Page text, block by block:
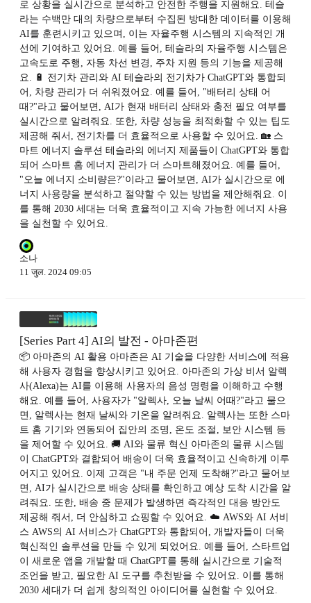
로 상황을 실시간으로 분석하고 안전한 주행을 지원해요. 테슬
라는 수백만 대의 차량으로부터 수집된 방대한 데이터를 이용해
AI를 훈련시키고 있으며, 이는 자율주행 시스템의 지속적인 개
선에 기여하고 있어요. 예를 들어, 테슬라의 자율주행 시스템은
고속도로 주행, 자동 차선 변경, 주차 지원 등의 기능을 제공해
요. 🔋 전기차 관리와 AI 테슬라의 전기차가 ChatGPT와 통합되
어, 차량 관리가 더 쉬워졌어요. 예를 들어, "배터리 상태 어
때?"라고 물어보면, AI가 현재 배터리 상태와 충전 필요 여부를
실시간으로 알려줘요. 또한, 차량 성능을 최적화할 수 있는 팁도
제공해 줘서, 전기차를 더 효율적으로 사용할 수 있어요. 🏡 스
마트 에너지 솔루션 테슬라의 에너지 제품들이 ChatGPT와 통합
되어 스마트 홈 에너지 관리가 더 스마트해졌어요. 예를 들어,
"오늘 에너지 소비량은?"이라고 물어보면, AI가 실시간으로 에
너지 사용량을 분석하고 절약할 수 있는 방법을 제안해줘요. 이
를 통해 2030 세대는 더욱 효율적이고 지속 가능한 에너지 사용
을 실천할 수 있어요.
소나
11 जुल. 2024 09:05
[Series Part 4] AI의 발전 - 아마존편
📦 아마존의 AI 활용 아마존은 AI 기술을 다양한 서비스에 적용
해 사용자 경험을 향상시키고 있어요. 아마존의 가상 비서 알렉
사(Alexa)는 AI를 이용해 사용자의 음성 명령을 이해하고 수행
해요. 예를 들어, 사용자가 "알렉사, 오늘 날씨 어때?"라고 물으
면, 알렉사는 현재 날씨와 기온을 알려줘요. 알렉사는 또한 스마
트 홈 기기와 연동되어 집안의 조명, 온도 조절, 보안 시스템 등
을 제어할 수 있어요. 🚚 AI와 물류 혁신 아마존의 물류 시스템
이 ChatGPT와 결합되어 배송이 더욱 효율적이고 신속하게 이루
어지고 있어요. 이제 고객은 "내 주문 언제 도착해?"라고 물어보
면, AI가 실시간으로 배송 상태를 확인하고 예상 도착 시간을 알
려줘요. 또한, 배송 중 문제가 발생하면 즉각적인 대응 방안도
제공해 줘서, 더 안심하고 쇼핑할 수 있어요. ☁️ AWS와 AI 서비
스 AWS의 AI 서비스가 ChatGPT와 통합되어, 개발자들이 더욱
혁신적인 솔루션을 만들 수 있게 되었어요. 예를 들어, 스타트업
이 새로운 앱을 개발할 때 ChatGPT를 통해 실시간으로 기술적
조언을 받고, 필요한 AI 도구를 추천받을 수 있어요. 이를 통해
2030 세대가 더 쉽게 창의적인 아이디어를 실현할 수 있어요.